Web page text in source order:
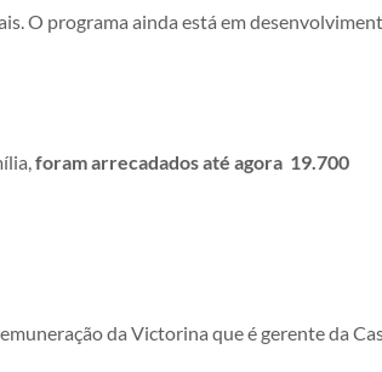
O programa ainda está em
foram arrecadados até agora 19.700
da Victorina que é gerente da